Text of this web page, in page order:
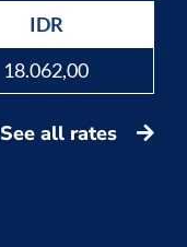
IDR
18.062,00
See all rates